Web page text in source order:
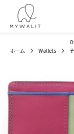
ホーム Wallets